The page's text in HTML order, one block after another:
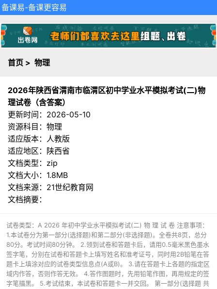
备课易-备课更容易
首页 > 物理
2026年陕西省渭南市临渭区初中学业水平模拟考试(二)物
理试卷（含答案）
更新时间：2026-05-10
资源科目：物理
适应版本：人教版
适应地区：陕西省
文档类型：zip
文档大小：1.8MB
文档来源： 21世纪教育网
文档摘要：
试卷类型：A 2026 年初中学业水平模拟考试(二) 物 理 试 卷 注意事项：
1.本试卷分为第一部分(选择题)和第二部分(非选择题)。全卷共8页，总分
80分。考试时间80分钟。 2.领到试卷和答题卡后，请用0.5毫米黑色墨水
签字笔，分别在试卷和答题卡上填写姓名和准考证号，同时用2B铅笔在答
题卡上填涂对应的试卷类型信息点(A或B)。 3.请在答题卡上各题的指定区
域内作答，否则作答无效。 4.答作图题时，先用铅笔作图，再用规定的签
字笔描黑。 5.考试结束，本试卷和答题卡一并交回。 第一部分(选择题 共